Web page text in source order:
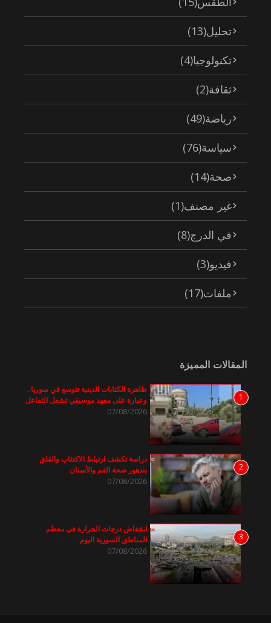
تحليل(13)
تكنولوجيا(4)
ثقافة(2)
رياضة(49)
سياسة(76)
صحة(14)
غير مصنف(1)
في الدرج(8)
فيديو(3)
ملفات(17)
المقالات المميزة
1
ظاهرة الكتابات الدينية تتوسع في سوريا..
وعبارة على معهد موسيقي تشعل التفاعل
07/08/2026
2
دراسة تكشف ارتباط الاكتئاب والقلق
بتدهور صحة الفم والأسنان
07/08/2026
3
انخفاض درجات الحرارة في معظم
المناطق السورية اليوم
07/08/2026